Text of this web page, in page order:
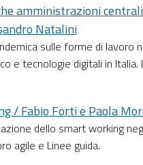
amministrazioni
Natalini
sulle forme di lavoro
e tecnologie digitali in
/ Fabio Forti e Paola
dello smart working
agile e Linee guida.